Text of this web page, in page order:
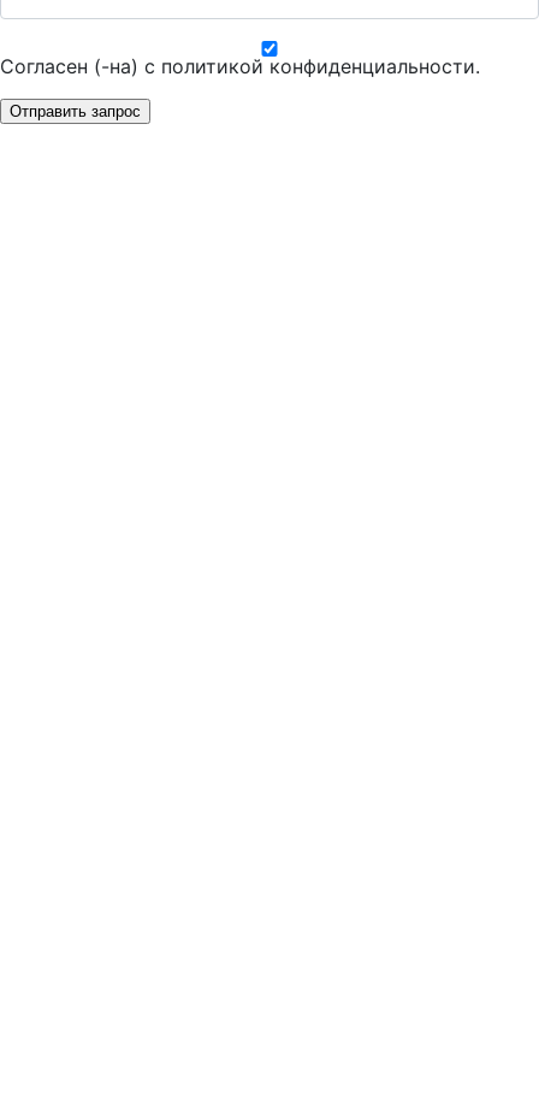
Согласен (-на) с политикой конфиденциальности.
Отправить запрос